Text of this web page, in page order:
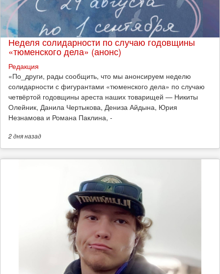
Неделя солидарности по случаю годовщины
«тюменского дела» (анонс)
Редакция
​«По_други, рады сообщить, что мы анонсируем неделю
солидарности с фигурантами «тюменского дела» по случаю
четвёртой годовщины ареста наших товарищей — Никиты
Олейник, Данила Чертыкова, Дениза Айдына, Юрия
Незнамова и Романа Паклина, -
2 дняназад